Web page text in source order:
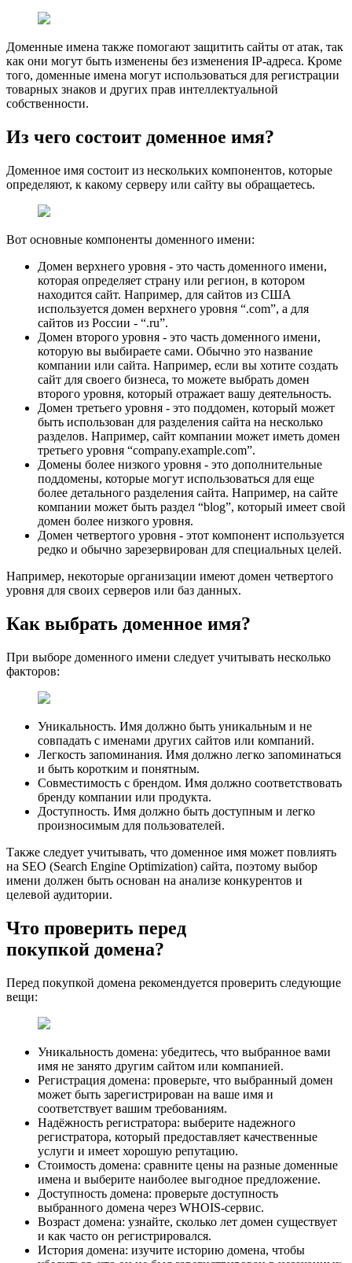
Доменные имена также помогают защитить сайты от атак, так
как они могут быть изменены без изменения IP-адреса. Кроме
того, доменные имена могут использоваться для регистрации
товарных знаков и других прав интеллектуальной
собственности.
Из чего состоит доменное имя?
Доменное имя состоит из нескольких компонентов, которые
определяют, к какому серверу или сайту вы обращаетесь.
Вот основные компоненты доменного имени:
Домен верхнего уровня - это часть доменного имени,
которая определяет страну или регион, в котором
находится сайт. Например, для сайтов из США
используется домен верхнего уровня “.com”, а для
сайтов из России - “.ru”.
Домен второго уровня - это часть доменного имени,
которую вы выбираете сами. Обычно это название
компании или сайта. Например, если вы хотите создать
сайт для своего бизнеса, то можете выбрать домен
второго уровня, который отражает вашу деятельность.
Домен третьего уровня - это поддомен, который может
быть использован для разделения сайта на несколько
разделов. Например, сайт компании может иметь домен
третьего уровня “company.example.com”.
Домены более низкого уровня - это дополнительные
поддомены, которые могут использоваться для еще
более детального разделения сайта. Например, на сайте
компании может быть раздел “blog”, который имеет свой
домен более низкого уровня.
Домен четвертого уровня - этот компонент используется
редко и обычно зарезервирован для специальных целей.
Например, некоторые организации имеют домен четвертого
уровня для своих серверов или баз данных.
Как выбрать доменное имя?
При выборе доменного имени следует учитывать несколько
факторов:
Уникальность. Имя должно быть уникальным и не
совпадать с именами других сайтов или компаний.
Легкость запоминания. Имя должно легко запоминаться
и быть коротким и понятным.
Совместимость с брендом. Имя должно соответствовать
бренду компании или продукта.
Доступность. Имя должно быть доступным и легко
произносимым для пользователей.
Также следует учитывать, что доменное имя может повлиять
на SEO (Search Engine Optimization) сайта, поэтому выбор
имени должен быть основан на анализе конкурентов и
целевой аудитории.
Что проверить перед
покупкой домена?
Перед покупкой домена рекомендуется проверить следующие
вещи:
Уникальность домена: убедитесь, что выбранное вами
имя не занято другим сайтом или компанией.
Регистрация домена: проверьте, что выбранный домен
может быть зарегистрирован на ваше имя и
соответствует вашим требованиям.
Надёжность регистратора: выберите надежного
регистратора, который предоставляет качественные
услуги и имеет хорошую репутацию.
Стоимость домена: сравните цены на разные доменные
имена и выберите наиболее выгодное предложение.
Доступность домена: проверьте доступность
выбранного домена через WHOIS-сервис.
Возраст домена: узнайте, сколько лет домен существует
и как часто он регистрировался.
История домена: изучите историю домена, чтобы